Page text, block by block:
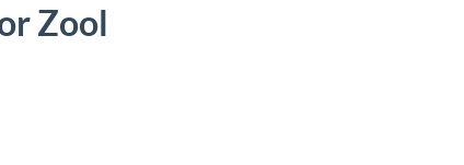
Zool